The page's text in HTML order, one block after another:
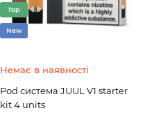
Top
New
Немає в наявності
Pod система JUUL V1 starter
kit 4 units